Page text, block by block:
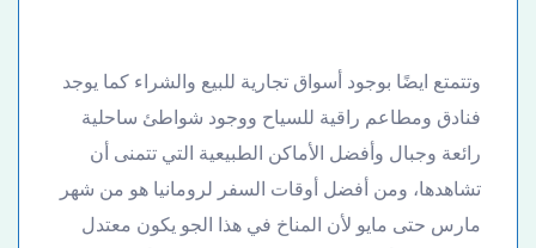
وتتمتع ايضًا بوجود أسواق تجارية للبيع والشراء كما يوجد
فنادق ومطاعم راقية للسياح ووجود شواطئ ساحلية
رائعة وجبال وأفضل الأماكن الطبيعية التي تتمنى أن
تشاهدها، ومن أفضل أوقات السفر لرومانيا هو من شهر
مارس حتى مايو لأن المناخ في هذا الجو يكون معتدل